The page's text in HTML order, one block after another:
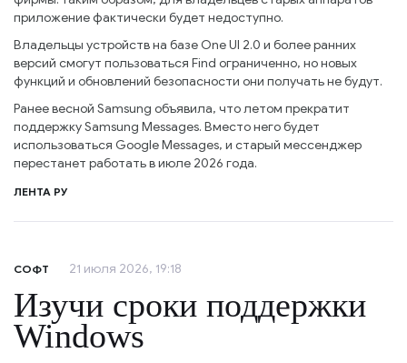
приложение фактически будет недоступно.
Владельцы устройств на базе One UI 2.0 и более ранних
версий смогут пользоваться Find ограниченно, но новых
функций и обновлений безопасности они получать не будут.
Ранее весной Samsung объявила, что летом прекратит
поддержку Samsung Messages. Вместо него будет
использоваться Google Messages, и старый мессенджер
перестанет работать в июле 2026 года.
ЛЕНТА РУ
СОФТ 21 июля 2026, 19:18
Изучи сроки поддержки
Windows